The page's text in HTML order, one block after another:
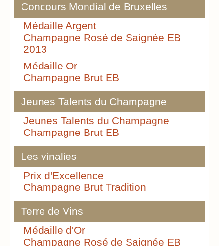
Concours Mondial de Bruxelles
Médaille Argent
Champagne Rosé de Saignée EB
2013
Médaille Or
Champagne Brut EB
Jeunes Talents du Champagne
Jeunes Talents du Champagne
Champagne Brut EB
Les vinalies
Prix d'Excellence
Champagne Brut Tradition
Terre de Vins
Médaille d'Or
Champagne Rosé de Saignée EB